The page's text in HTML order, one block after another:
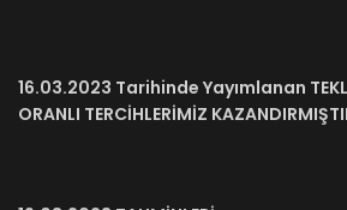
16.03.2023 Tarihinde Yayımlanan TEKLİ
ORANLI TERCİHLERİMİZ